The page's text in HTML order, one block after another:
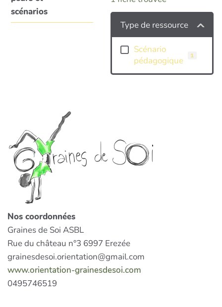
Type de ressource
Scénario
pédagogique
1
scénarios
Nos coordonnées
Graines de Soi ASBL
Rue du château n°3 6997 Erezée
grainesdesoi.orientation@gmail.com
www.orientation-grainesdesoi.com
0495746519